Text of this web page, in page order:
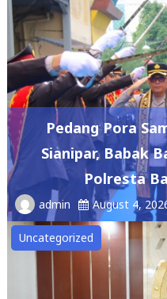
Pedang Pora
Sianipar, Babak
Polresta
admin August 4,
Uncategorized